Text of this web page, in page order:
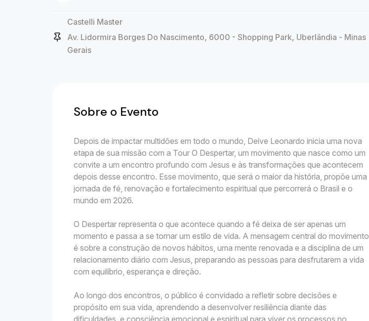
Castelli Master
Av. Lidormira Borges Do Nascimento, 6000 - Shopping Park, Uberlândia - Minas
Gerais
Sobre o Evento
Depois de impactar multidões em todo o mundo, Deive Leonardo inicia uma nova
etapa de sua missão com a Tour O Despertar, um movimento que nasce como um
convite a um encontro profundo com Jesus e às transformações que acontecem
depois desse encontro. Esse movimento, que será o maior da história, propõe uma
jornada de fé, renovação e fortalecimento espiritual que percorrerá o Brasil e o
mundo em 2026.
O Despertar representa o que acontece quando a fé deixa de ser apenas um
momento e passa a se tornar um estilo de vida. A mensagem central do movimento
é sobre a construção de novos hábitos, uma mente renovada e a disciplina de um
relacionamento diário com Jesus, preparando as pessoas para desfrutarem a vida
com equilíbrio, esperança e direção.
Ao longo dos encontros, o público é convidado a refletir sobre decisões e
propósito em sua vida, aprendendo a desenvolver resiliência diante das